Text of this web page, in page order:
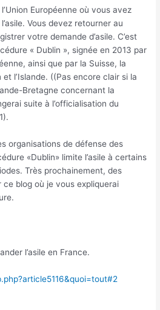
Européenne où vous avez
Vous devez retourner au
votre demande d’asile. C’est
« Dublin », signée en 2013 par
ainsi que par la Suisse, la
l’Islande. ((Pas encore clair si la
Bretagne concernant la
suite à l’officialisation du
organisations de défense des
«Dublin» limite l’asile à certains
Très prochainement, des
blog où je vous expliquerai
l’asile en France.